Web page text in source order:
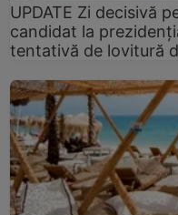
UPDATE Zi decisivă
candidat la
tentativă de lovitură